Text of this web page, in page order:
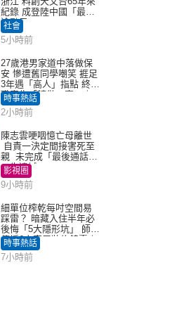
紀錄 成登陸中國「最長
途颱風」
社會
5小時前
27歲港男家道中落做保
安 慘遭舊同學嘲笑 捱足
3年遇「高人」指點 終辭
職宣告「轉做一事」｜
Juicy叮
時事熱話
2小時前
陳志雲哽咽憶亡母離世
自責一決定間接害死至
親 未完成「最後通話」
一生遺憾
影視圈
9小時前
細單位榨乾每吋空間易
踩雷？ 暗藏入住半年必
後悔「5大隱形坑」 師傅
傳授6字家居裝修錦囊｜
Juicy叮
時事熱話
7小時前